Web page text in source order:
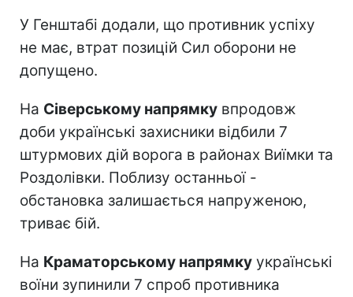
У Генштабі додали, що противник успіху
не має, втрат позицій Сил оборони не
допущено.
На Сіверському напрямку впродовж
доби українські захисники відбили 7
штурмових дій ворога в районах Виїмки та
Роздолівки. Поблизу останньої -
обстановка залишається напруженою,
триває бій.
На Краматорському напрямку українські
воїни зупинили 7 спроб противника